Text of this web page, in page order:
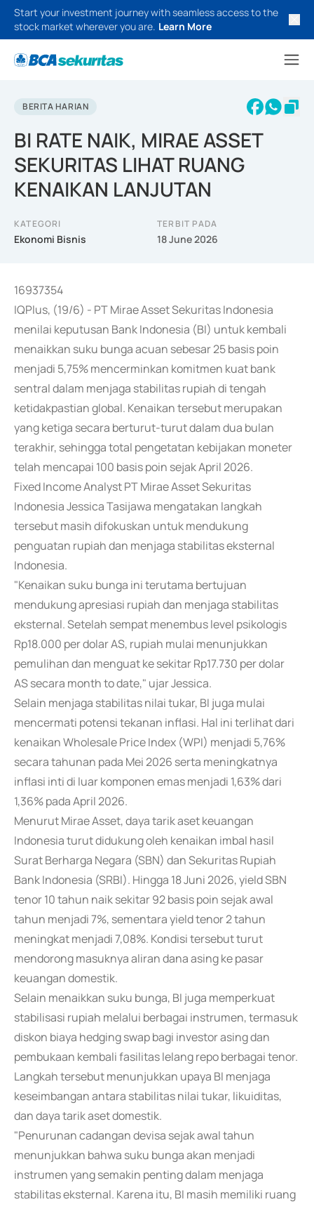
Start your investment journey with seamless access to the
stock market wherever you are. Learn More
BERITA HARIAN
BI RATE NAIK, MIRAE ASSET
SEKURITAS LIHAT RUANG
KENAIKAN LANJUTAN
KATEGORI
Ekonomi Bisnis
TERBIT PADA
18 June 2026
16937354
IQPlus, (19/6) - PT Mirae Asset Sekuritas Indonesia
menilai keputusan Bank Indonesia (BI) untuk kembali
menaikkan suku bunga acuan sebesar 25 basis poin
menjadi 5,75% mencerminkan komitmen kuat bank
sentral dalam menjaga stabilitas rupiah di tengah
ketidakpastian global. Kenaikan tersebut merupakan
yang ketiga secara berturut-turut dalam dua bulan
terakhir, sehingga total pengetatan kebijakan moneter
telah mencapai 100 basis poin sejak April 2026.
Fixed Income Analyst PT Mirae Asset Sekuritas
Indonesia Jessica Tasijawa mengatakan langkah
tersebut masih difokuskan untuk mendukung
penguatan rupiah dan menjaga stabilitas eksternal
Indonesia.
"Kenaikan suku bunga ini terutama bertujuan
mendukung apresiasi rupiah dan menjaga stabilitas
eksternal. Setelah sempat menembus level psikologis
Rp18.000 per dolar AS, rupiah mulai menunjukkan
pemulihan dan menguat ke sekitar Rp17.730 per dolar
AS secara month to date," ujar Jessica.
Selain menjaga stabilitas nilai tukar, BI juga mulai
mencermati potensi tekanan inflasi. Hal ini terlihat dari
kenaikan Wholesale Price Index (WPI) menjadi 5,76%
secara tahunan pada Mei 2026 serta meningkatnya
inflasi inti di luar komponen emas menjadi 1,63% dari
1,36% pada April 2026.
Menurut Mirae Asset, daya tarik aset keuangan
Indonesia turut didukung oleh kenaikan imbal hasil
Surat Berharga Negara (SBN) dan Sekuritas Rupiah
Bank Indonesia (SRBI). Hingga 18 Juni 2026, yield SBN
tenor 10 tahun naik sekitar 92 basis poin sejak awal
tahun menjadi 7%, sementara yield tenor 2 tahun
meningkat menjadi 7,08%. Kondisi tersebut turut
mendorong masuknya aliran dana asing ke pasar
keuangan domestik.
Selain menaikkan suku bunga, BI juga memperkuat
stabilisasi rupiah melalui berbagai instrumen, termasuk
diskon biaya hedging swap bagi investor asing dan
pembukaan kembali fasilitas lelang repo berbagai tenor.
Langkah tersebut menunjukkan upaya BI menjaga
keseimbangan antara stabilitas nilai tukar, likuiditas,
dan daya tarik aset domestik.
"Penurunan cadangan devisa sejak awal tahun
menunjukkan bahwa suku bunga akan menjadi
instrumen yang semakin penting dalam menjaga
stabilitas eksternal. Karena itu, BI masih memiliki ruang